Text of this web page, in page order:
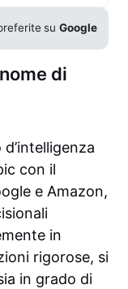
suGoogle
di
d’intelligenza
con il
e Amazon,
in
rigorose, si
in grado di